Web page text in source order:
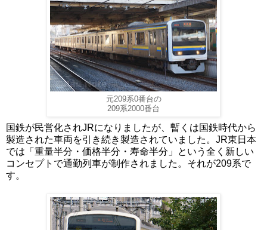
元209系0番台の
209系2000番台
国鉄が民営化されJRになりましたが、暫くは国鉄時代から
製造された車両を引き続き製造されていました。JR東日本
では「重量半分・価格半分・寿命半分」という全く新しい
コンセプトで通勤列車が制作されました。それが209系で
す。